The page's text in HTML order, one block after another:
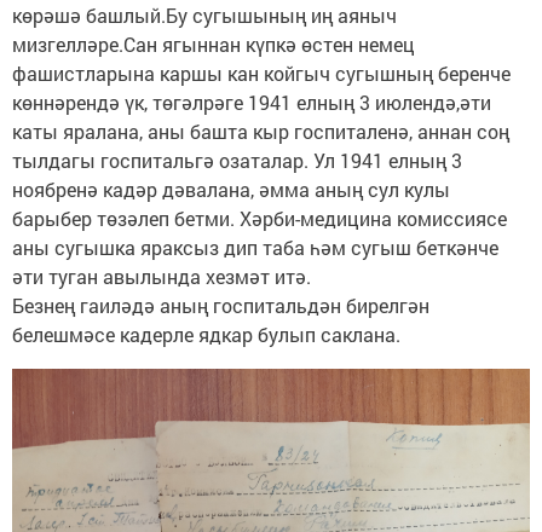
көрәшә башлый.Бу сугышының иң аяныч
мизгелләре.Сан ягыннан күпкә өстен немец
фашистларына каршы кан койгыч сугышның беренче
көннәрендә үк, төгәлрәге 1941 елның 3 июлендә,әти
каты яралана, аны башта кыр госпиталенә, аннан соң
тылдагы госпитальгә озаталар. Ул 1941 елның 3
ноябренә кадәр дәвалана, әмма аның сул кулы
барыбер төзәлеп бетми. Хәрби-медицина комиссиясе
аны сугышка яраксыз дип таба һәм сугыш беткәнче
әти туган авылында хезмәт итә.
Безнең гаиләдә аның госпитальдән бирелгән
белешмәсе кадерле ядкар булып саклана.